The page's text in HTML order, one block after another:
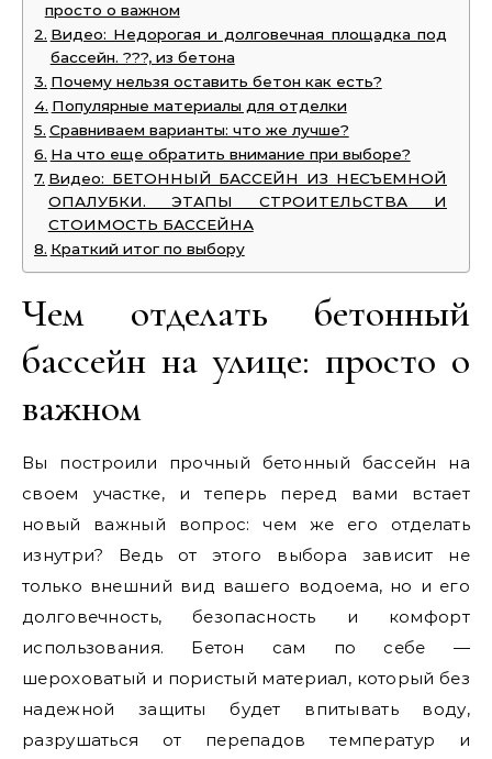
просто о важном
Видео: Недорогая и долговечная площадка под
бассейн. ???, из бетона
Почему нельзя оставить бетон как есть?
Популярные материалы для отделки
Сравниваем варианты: что же лучше?
На что еще обратить внимание при выборе?
Видео: БЕТОННЫЙ БАССЕЙН ИЗ НЕСЪЕМНОЙ
ОПАЛУБКИ. ЭТАПЫ СТРОИТЕЛЬСТВА И
СТОИМОСТЬ БАССЕЙНА
Краткий итог по выбору
Чем отделать бетонный
бассейн на улице: просто о
важном
Вы построили прочный бетонный бассейн на
своем участке, и теперь перед вами встает
новый важный вопрос: чем же его отделать
изнутри? Ведь от этого выбора зависит не
только внешний вид вашего водоема, но и его
долговечность, безопасность и комфорт
использования. Бетон сам по себе —
шероховатый и пористый материал, который без
надежной защиты будет впитывать воду,
разрушаться от перепадов температур и